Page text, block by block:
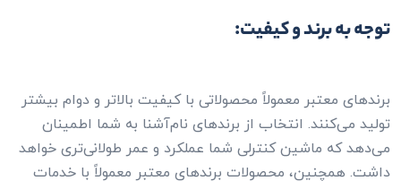
توجه به برند و کیفیت:
برندهای معتبر معمولاً محصولاتی با کیفیت بالاتر و دوام بیشتر
تولید می‌کنند. انتخاب از برندهای نام‌آشنا به شما اطمینان
می‌دهد که ماشین کنترلی شما عملکرد و عمر طولانی‌تری خواهد
داشت. همچنین، محصولات برندهای معتبر معمولاً با خدمات